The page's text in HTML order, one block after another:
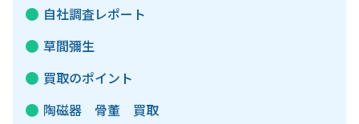
自社調査レポート
草間彌生
買取のポイント
陶磁器 骨董 買取